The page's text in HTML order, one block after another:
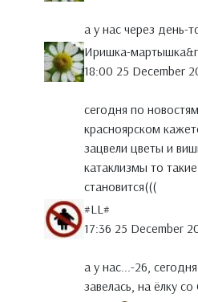
а у нас через день-
Иришка-
18:00 25 December
сегодня по
красноярском
зацвели цветы и
катаклизмы то
становится(((
#LL#
17:36 25 December
а у нас...-26,
завелась, на ёлку